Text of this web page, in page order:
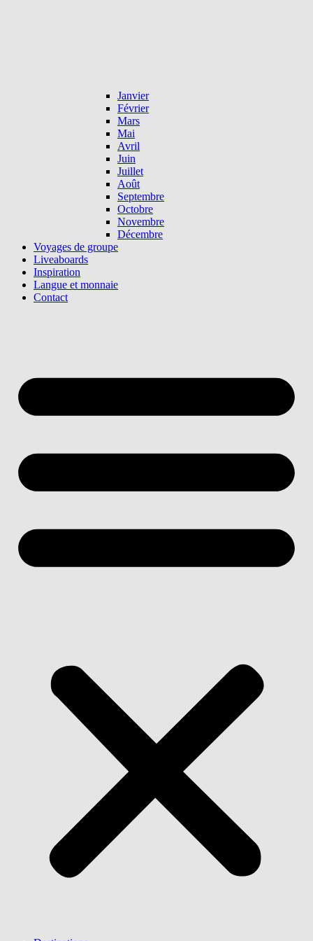
Janvier
Février
Mars
Mai
Avril
Juin
Juillet
Août
Septembre
Octobre
Novembre
Décembre
Voyages de groupe
Liveaboards
Inspiration
Langue et monnaie
Contact